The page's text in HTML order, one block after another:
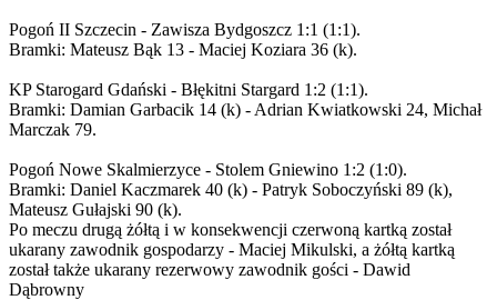
Pogoń II Szczecin - Zawisza Bydgoszcz 1:1 (1:1).
Bramki: Mateusz Bąk 13 - Maciej Koziara 36 (k).
KP Starogard Gdański - Błękitni Stargard 1:2 (1:1).
Bramki: Damian Garbacik 14 (k) - Adrian Kwiatkowski 24, Michał
Marczak 79.
Pogoń Nowe Skalmierzyce - Stolem Gniewino 1:2 (1:0).
Bramki: Daniel Kaczmarek 40 (k) - Patryk Soboczyński 89 (k),
Mateusz Gułajski 90 (k).
Po meczu drugą żółtą i w konsekwencji czerwoną kartką został
ukarany zawodnik gospodarzy - Maciej Mikulski, a żółtą kartką
został także ukarany rezerwowy zawodnik gości - Dawid
Dąbrowny